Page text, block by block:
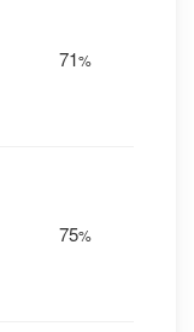
71%
75%